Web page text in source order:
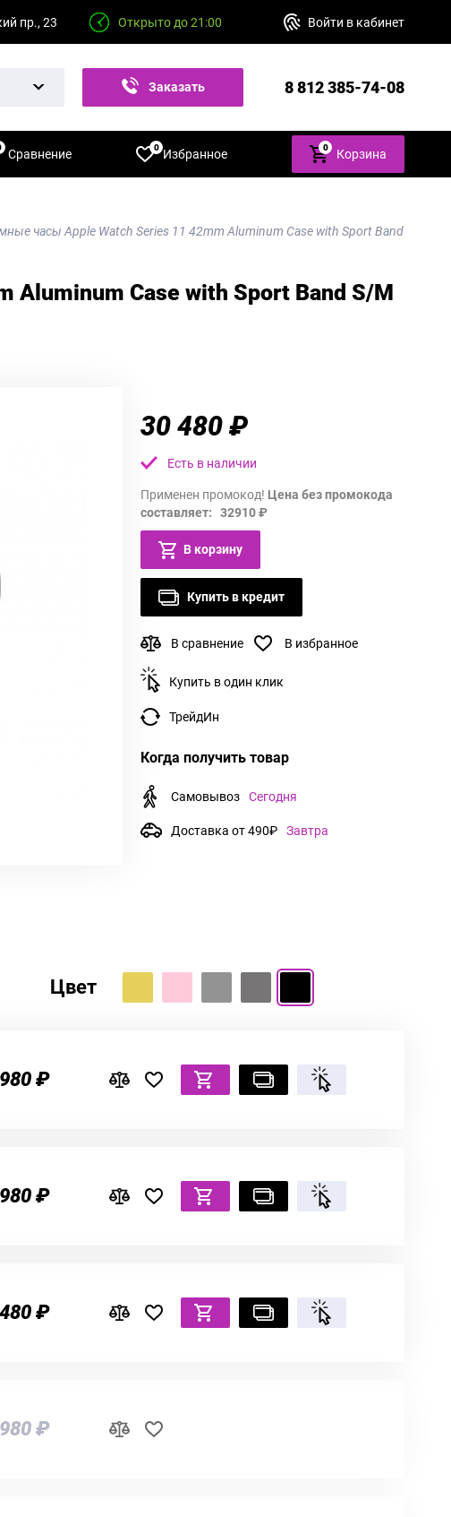
пр., 23 Открыто до 21:00 Войти в кабинет
Заказать 8 812 385-74-08
Сравнение Избранное
0 0 Корзина
часы Apple Watch Series 11 42mm Aluminum Case with Sport Band
Aluminum Case with Sport Band S/M
30 480 ₽
Есть в наличии
Применен промокод! Цена без промокода
составляет: 32910 ₽
В корзину
Купить в кредит
В сравнение В избранное
Купить в один клик
ТрейдИн
Когда получить товар
Самовывоз Сегодня
Доставка от 490₽ Завтра
Цвет
₽
₽
₽
₽